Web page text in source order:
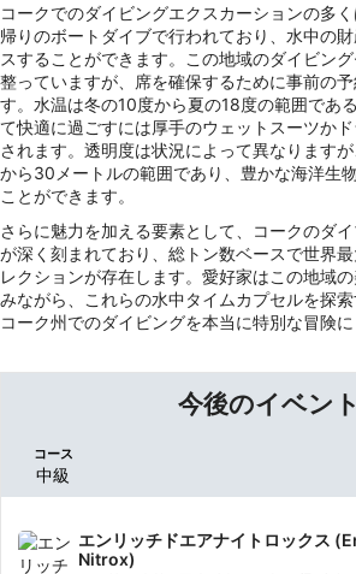
コークでのダイビングエクスカーションの多
帰りのボートダイブで行われており、水中の
スすることができます。この地域のダイビン
整っていますが、席を確保するために事前の
す。水温は冬の10度から夏の18度の範囲であ
て快適に過ごすには厚手のウェットスーツか
されます。透明度は状況によって異なります
から30メートルの範囲であり、豊かな海洋生
ことができます。
さらに魅力を加える要素として、コークのダ
が深く刻まれており、総トン数ベースで世界
レクションが存在します。愛好家はこの地域
みながら、これらの水中タイムカプセルを探索
コーク州でのダイビングを本当に特別な冒険に
今後のイベント
コース
中級
エンリッチドエアナイトロックス
Nitrox)